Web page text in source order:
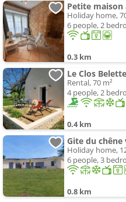
Petite maison
Holiday home,
6 people, 2
0.3 km
Le Clos
Rental, 70 m²
4 people, 2
0.4 km
Gite du
Holiday home,
6 people, 3
0.8 km